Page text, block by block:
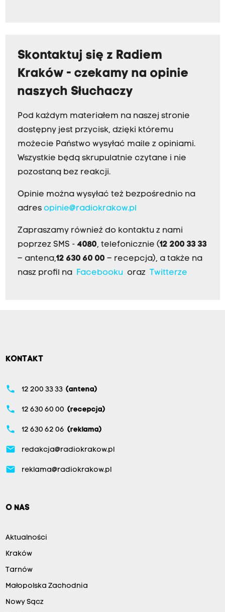
Skontaktuj się z Radiem
Kraków - czekamy na opinie
naszych Słuchaczy
Pod każdym materiałem na naszej stronie
dostępny jest przycisk, dzięki któremu
możecie Państwo wysyłać maile z opiniami.
Wszystkie będą skrupulatnie czytane i nie
pozostaną bez reakcji.
Opinie można wysyłać też bezpośrednio na
adres opinie@radiokrakow.pl
Zapraszamy również do kontaktu z nami
poprzez SMS - 4080, telefonicznie (12 200 33 33
– antena,12 630 60 00 – recepcja), a także na
nasz profil na Facebookuoraz Twitterze
KONTAKT
phone 12 200 33 33 (antena)
phone 12 630 60 00 (recepcja)
phone 12 630 62 06 (reklama)
email redakcja@radiokrakow.pl
email reklama@radiokrakow.pl
O NAS
Aktualności
Kraków
Tarnów
Małopolska Zachodnia
Nowy Sącz